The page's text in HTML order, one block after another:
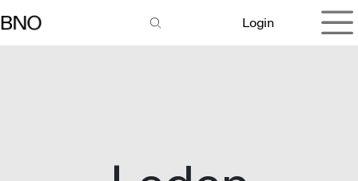
Login